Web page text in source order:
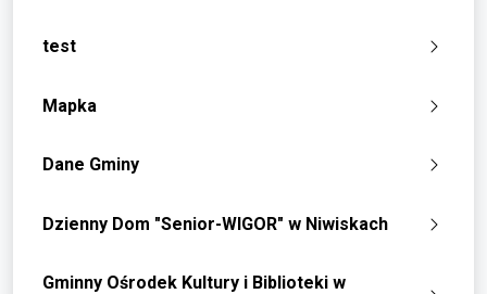
test
Mapka
Dane Gminy
Dzienny Dom "Senior-WIGOR" w Niwiskach
Gminny Ośrodek Kultury i Biblioteki w